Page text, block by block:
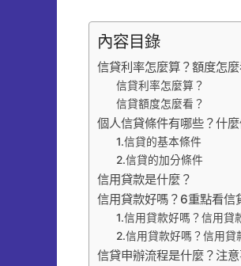
內容目錄
信貸利率怎麼算？額度怎
信貸利率怎麼算？
信貸額度怎麼看？
個人信貸條件有哪些？什
1.信貸的基本條件
2.信貸的加分條件
信用貸款是什麼？
信用貸款好嗎？6重點看信
1.信用貸款好嗎？信用貸
2.信用貸款好嗎？信用貸
信貸申辦流程是什麼？注